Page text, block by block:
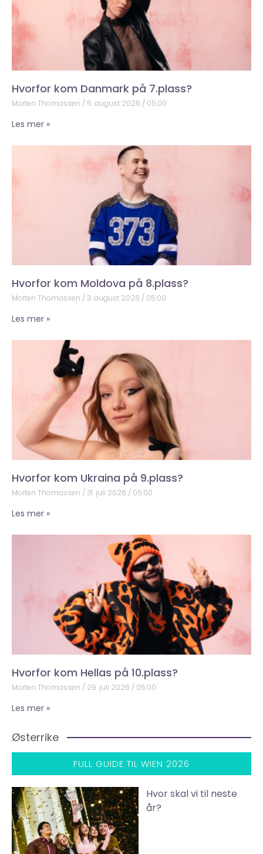
Hvorfor kom Danmark på 7.plass?
Morten Thomassen 5. august 2026 05:00
Les mer »
Hvorfor kom Moldova på 8.plass?
Morten Thomassen 3. august 2026 05:00
Les mer »
Hvorfor kom Ukraina på 9.plass?
Morten Thomassen 31. juli 2026 05:00
Les mer »
Hvorfor kom Hellas på 10.plass?
Morten Thomassen 29. juli 2026 05:00
Les mer »
Østerrike
FULL GUIDE TIL WIEN 2026
Hvor skal vi til neste
år?